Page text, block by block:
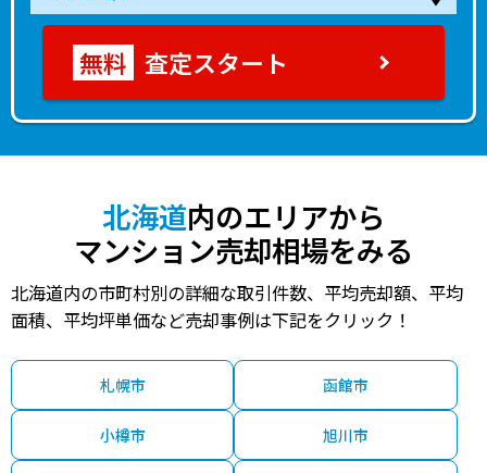
査定スタート
北海道内のエリアから
マンション売却相場をみる
北海道内の市町村別の詳細な取引件数、平均売却額、平均
面積、平均坪単価など売却事例は下記をクリック！
札幌市 函館市
小樽市 旭川市